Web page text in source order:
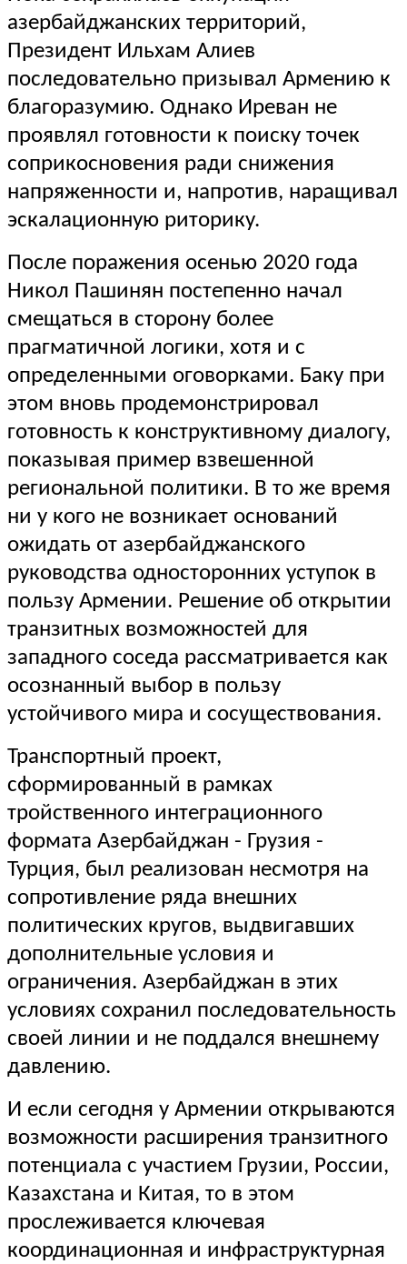
азербайджанских территорий,
Президент Ильхам Алиев
последовательно призывал Армению к
благоразумию. Однако Иреван не
проявлял готовности к поиску точек
соприкосновения ради снижения
напряженности и, напротив, наращивал
эскалационную риторику.
После поражения осенью 2020 года
Никол Пашинян постепенно начал
смещаться в сторону более
прагматичной логики, хотя и с
определенными оговорками. Баку при
этом вновь продемонстрировал
готовность к конструктивному диалогу,
показывая пример взвешенной
региональной политики. В то же время
ни у кого не возникает оснований
ожидать от азербайджанского
руководства односторонних уступок в
пользу Армении. Решение об открытии
транзитных возможностей для
западного соседа рассматривается как
осознанный выбор в пользу
устойчивого мира и сосуществования.
Транспортный проект,
сформированный в рамках
тройственного интеграционного
формата Азербайджан - Грузия -
Турция, был реализован несмотря на
сопротивление ряда внешних
политических кругов, выдвигавших
дополнительные условия и
ограничения. Азербайджан в этих
условиях сохранил последовательность
своей линии и не поддался внешнему
давлению.
И если сегодня у Армении открываются
возможности расширения транзитного
потенциала с участием Грузии, России,
Казахстана и Китая, то в этом
прослеживается ключевая
координационная и инфраструктурная